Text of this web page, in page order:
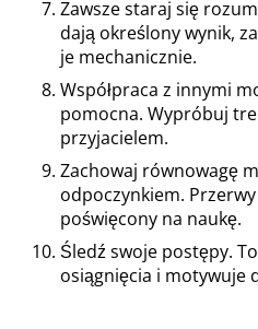
Zawsze staraj się
dają określony wynik,
je mechanicznie.
Współpraca z innymi
pomocna. Wypróbuj
przyjacielem.
Zachowaj równowagę
odpoczynkiem.
poświęcony na naukę.
Śledź swoje postępy.
osiągnięcia i motywuje